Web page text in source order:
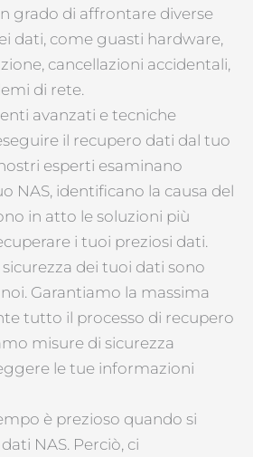
grado di affrontare diverse
dati, come guasti hardware,
cancellazioni accidentali,
di rete.
avanzati e tecniche
il recupero dati dal tuo
esperti esaminano
NAS, identificano la causa del
in atto le soluzioni più
i tuoi preziosi dati.
dei tuoi dati sono
Garantiamo la massima
tutto il processo di recupero
misure di sicurezza
le tue informazioni
è prezioso quando si
NAS. Perciò, ci